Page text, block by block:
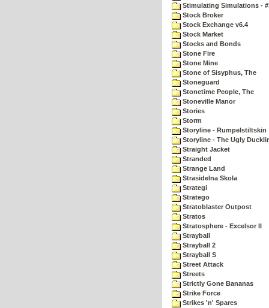
Stimulating Simulations -
Stock Broker
Stock Exchange v6.4
Stock Market
Stocks and Bonds
Stone Fire
Stone Mine
Stone of Sisyphus, The
Stoneguard
Stonetime People, The
Stoneville Manor
Stories
Storm
Storyline - Rumpelstiltskin
Storyline - The Ugly
Straight Jacket
Stranded
Strange Land
Strasidelna Skola
Strategi
Stratego
Stratoblaster Outpost
Stratos
Stratosphere - Excelsor II
Strayball
Strayball 2
Strayball S
Street Attack
Streets
Strictly Gone Bananas
Strike Force
Strikes 'n' Spares